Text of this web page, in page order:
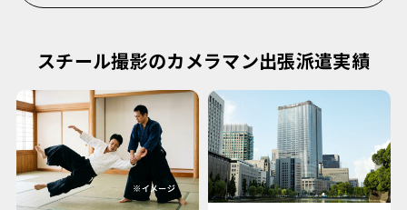
スチール撮影のカメラマン出張派遣実績